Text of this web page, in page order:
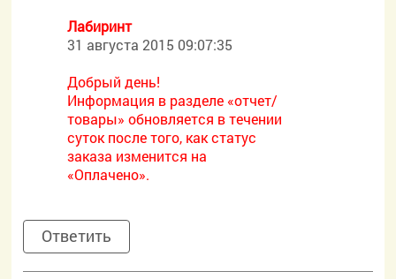
Лабиринт
31 августа 2015 09:07:35
Добрый день!
Информация в разделе «отчет/
товары» обновляется в течении
суток после того, как статус
заказа изменится на
«Оплачено».
Ответить